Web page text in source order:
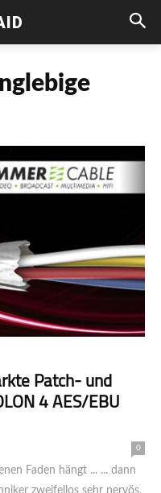
Patch- und
4 AES/EBU
0
zweifellos sehr nervös.